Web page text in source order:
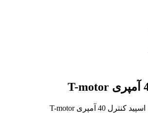
اسپید کنترل 40 آمپری T-motor